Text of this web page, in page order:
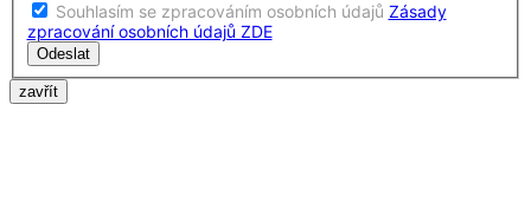
Souhlasím se zpracováním osobních údajů Zásady
zpracování osobních údajů ZDE
Odeslat
zavřít